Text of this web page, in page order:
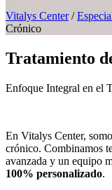
Vitalys Center /
Crónico
Tratamiento
Enfoque Integral en el
En Vitalys Center,
crónico. Combinamos
avanzada y un equipo
100% personalizado.